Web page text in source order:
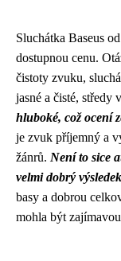
Sluchátka Baseus
dostupnou cenu.
čistoty zvuku,
jasné a čisté, středy
hluboké, což ocení
je zvuk příjemný a
žánrů. Není to sice
velmi dobrý
basy a dobrou
mohla být